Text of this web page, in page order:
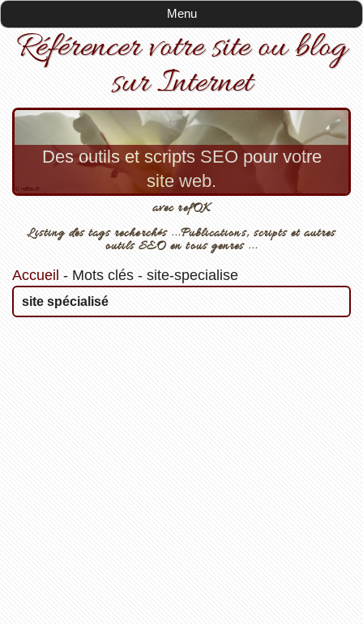
Menu
Référencer votre site ou blog
sur Internet
Des outils et scripts SEO pour votre
site web.
avec refOK
Listing des tags recherchés ...Publications, scripts et autres
outils SEO en tous genres ...
Accueil - Mots clés- site-specialise
site spécialisé